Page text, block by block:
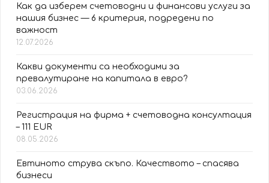
Как да изберем счетоводни и финансови услуги за
нашия бизнес — 6 критерия, подредени по
важност
12.07.2026
Какви документи са необходими за
превалутиране на капитала в евро?
03.06.2026
Регистрация на фирма + счетоводна консултация
– 111 EUR
08.05.2026
Евтиното струва скъпо. Качеството – спасява
бизнеси